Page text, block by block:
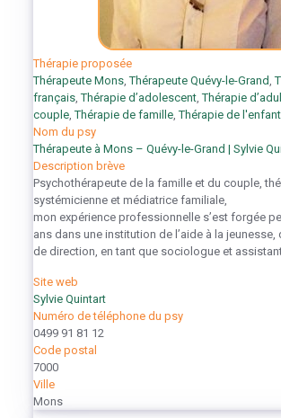
Nom du psy
Thérapeute à Mons – Quévy-le-Grand | Sylvie
Thérapie proposée
Thérapeute Mons,Thérapeute Quévy-le-Grand,
français,Thérapie d’adolescent,Thérapie
couple,Thérapie de famille,Thérapie de l'enfant
Description brève
Psychothérapeute de la famille et du couple,
systémicienne et médiatrice familiale,
mon expérience professionnelle s’est forgée
ans dans une institution de l’aide à la
de direction, en tant que sociologue et
Site web
Sylvie Quintart
Numéro de téléphone du psy
0499 91 81 12
Code postal
7000
Ville
Mons